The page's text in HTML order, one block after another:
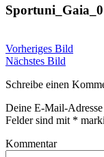
Vorheriges Bild
Nächstes Bild
Schreibe einen
Deine E-Mail-
Felder sind mit *
Kommentar